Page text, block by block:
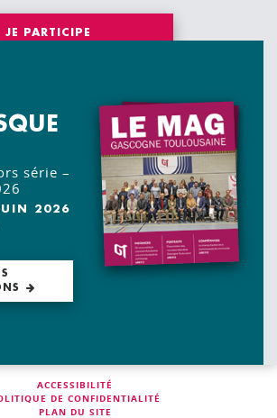
JE PARTICIPE
série –
2026
ACCESSIBILITÉ
DE CONFIDENTIALITÉ
PLAN DU SITE